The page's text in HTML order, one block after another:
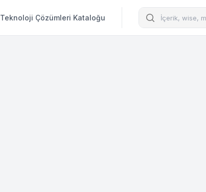
Teknoloji Çözümleri Kataloğu Arama